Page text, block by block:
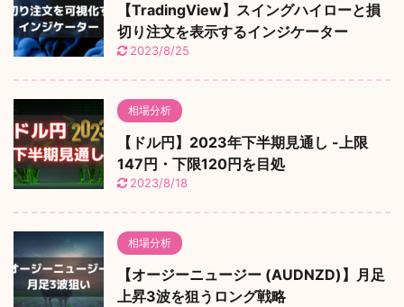
【TradingView】スイングハイローと損
切り注文を表示するインジケーター
2023/8/25
相場分析
【ドル円】2023年下半期見通し -上限
147円・下限120円を目処
2023/8/18
相場分析
【オージーニュージー (AUDNZD)】月足
上昇3波を狙うロング戦略